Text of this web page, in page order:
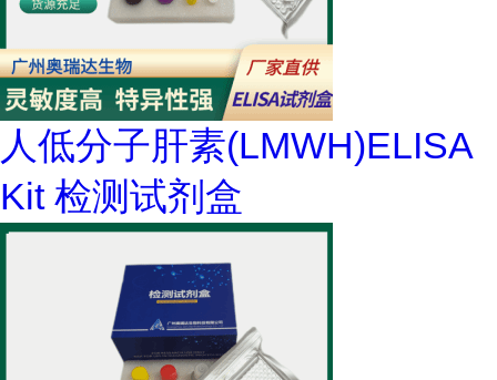
人低分子肝素(LMWH)ELISA
Kit 检测试剂盒